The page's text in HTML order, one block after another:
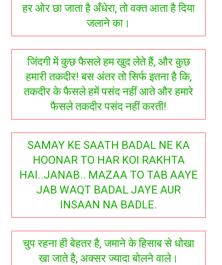
हर ओर छा जाता है अँधेरा, तो वक्त आता है दिया
जलाने का।
जिंदगी में कुछ फैसले हम खुद लेते हैं, और कुछ
हमारी तकदीर! बस अंतर तो सिर्फ इतना है कि,
तकदीर के फैसले हमें पसंद नहीं आते और हमारे
फैसले तकदीर पसंद नहीं करती!
SAMAY KE SAATH BADAL NE KA
HOONAR TO HAR KOI RAKHTA
HAI..JANAB.. MAZAA TO TAB AAYE
JAB WAQT BADAL JAYE AUR
INSAAN NA BADLE.
चुप रहना ही बेहतर है, जमाने के हिसाब से धोखा
खा जाते है, अक्सर ज्यादा बोलने वाले।